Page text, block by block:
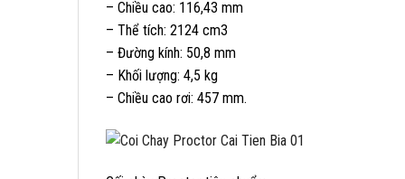
– Chiều cao: 116,43 mm
– Thể tích: 2124 cm3
– Đường kính: 50,8 mm
– Khối lượng: 4,5 kg
– Chiều cao rơi: 457 mm.